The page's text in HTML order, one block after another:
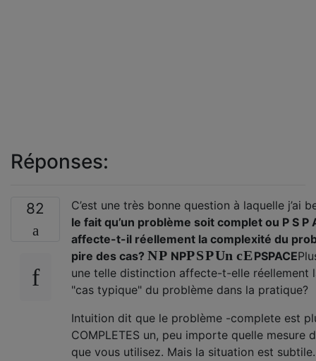
Réponses:
82
C’est une très bonne question à laquelle j’ai
le fait qu’un problème soit complet ou P S P
affecte-t-il réellement la complexité du
pire des cas? NP NPPSPUn cEPSPACE
une telle distinction affecte-t-elle réellement
"cas typique" du problème dans la pratique?
Intuition dit que le problème -complete est
COMPLETES un, peu importe quelle mesure
que vous utilisez. Mais la situation est